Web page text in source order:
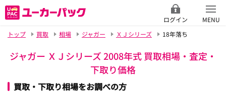
ログイン
MENU
トップ
買取 相場 ジャガー ＸＪシリーズ 18年落ち
ジャガー ＸＪシリーズ 2008年式 買取相場・査定・
下取り価格
買取・下取り相場をお調べの方